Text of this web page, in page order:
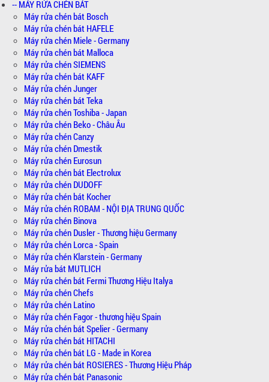
-- MÁY RỬA CHÉN BÁT
Máy rửa chén bát Bosch
Máy rửa chén bát HAFELE
Máy rửa chén Miele - Germany
Máy rửa chén bát Malloca
Máy rửa chén SIEMENS
Máy rửa chén bát KAFF
Máy rửa chén Junger
Máy rửa chén bát Teka
Máy rửa chén Toshiba - Japan
Máy rửa chén Beko - Châu Âu
Máy rửa chén Canzy
Máy rửa chén Dmestik
Máy rửa chén Eurosun
Máy rửa chén bát Electrolux
Máy rửa chén DUDOFF
Máy rửa chén bát Kocher
Máy rửa chén ROBAM - NỘI ĐỊA TRUNG QUỐC
Máy rửa chén Binova
Máy rửa chén Dusler - Thương hiệu Germany
Máy rửa chén Lorca - Spain
Máy rửa chén Klarstein - Germany
Máy rửa bát MUTLICH
Máy rửa chén bát Fermi Thương Hiệu Italya
Máy rửa chén Chefs
Máy rửa chén Latino
Máy rửa chén Fagor - thương hiệu Spain
Máy rửa chén bát Spelier - Germany
Máy rửa chén bát HITACHI
Máy rửa chén bát LG - Made in Korea
Máy rửa chén bát ROSIERES - Thương Hiệu Pháp
Máy rửa chén bát Panasonic